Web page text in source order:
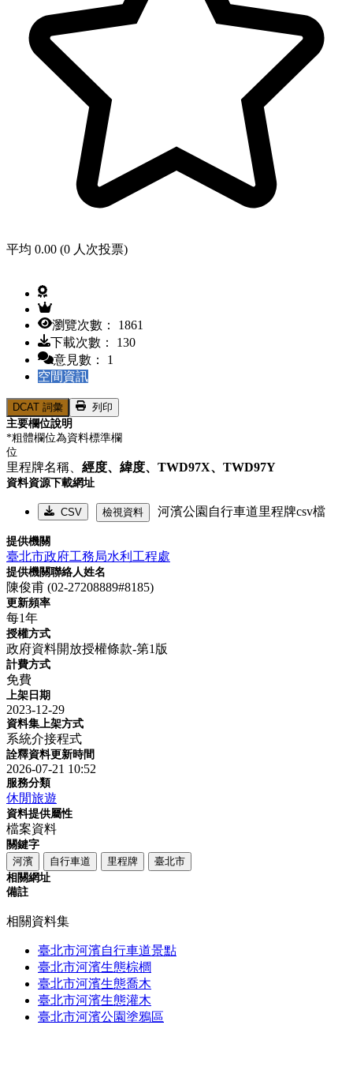
平均 0.00 (0 人次投票)
瀏覽次數： 1861
下載次數： 130
意見數： 1
空間資訊
DCAT 詞彙
列印
主要欄位說明
*粗體欄位為資料標準欄
位
里程牌名稱、 經度、 緯度、 TWD97X、 TWD97Y
資料資源下載網址
CSV 檢視資料 河濱公園自行車道里程牌csv檔
提供機關
臺北市政府工務局水利工程處
提供機關聯絡人姓名
陳俊甫 (02-27208889#8185)
更新頻率
每1年
授權方式
政府資料開放授權條款-第1版
計費方式
免費
上架日期
2023-12-29
資料集上架方式
系統介接程式
詮釋資料更新時間
2026-07-21 10:52
服務分類
休閒旅遊
資料提供屬性
檔案資料
關鍵字
河濱
自行車道 里程牌
臺北市
相關網址
備註
相關資料集
臺北市河濱自行車道景點
臺北市河濱生態棕櫚
臺北市河濱生態喬木
臺北市河濱生態灌木
臺北市河濱公園塗鴉區